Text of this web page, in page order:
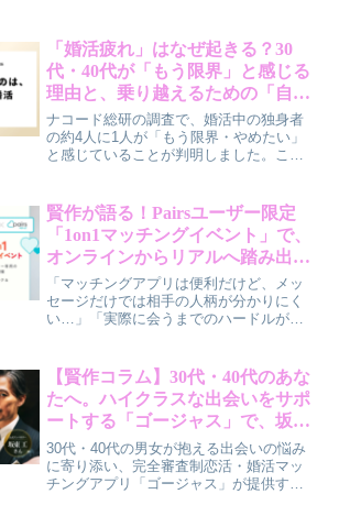
限定の特別鑑定がプレゼントされます。
賢作が、このキャンペーンがなぜ今試す
べきなのかを本音で解説します。
「婚活疲れ」はなぜ起きる？30
代・40代が「もう限界」と感じる
理由と、乗り越えるための「自己
理解」の重要性
ナコード総研の調査で、婚活中の独身者
の約4人に1人が「もう限界・やめたい」
と感じていることが判明しました。この
は、賢作が30代・40代の皆さんに、婚活
を前向きに進めるための「自己理解」の
ヒントをお伝えします。
賢作が語る！Pairsユーザー限定
「1on1マッチングイベント」で、
オンラインからリアルへ踏み出す
新しい婚活の形
「マッチングアプリは便利だけど、メッ
セージだけでは相手の人柄が分かりにく
い…」「実際に会うまでのハードルが高
っしゃいませんか？今回は、Pairsユーザ
ー限定で開催される、対面での出会いを
深める「1on1マッチングイベント」につ
いて、恋愛コラムニストの賢作がその魅
力と賢い活用法を解説します。
【賢作コラム】30代・40代のあな
たへ。ハイクラスな出会いをサポ
ートする「ゴージャス」で、坂東
工さんの祝福メッセージを受け取
りませんか？
30代・40代の男女が抱える出会いの悩み
に寄り添い、完全審査制恋活・婚活マッ
チングアプリ「ゴージャス」が提供する